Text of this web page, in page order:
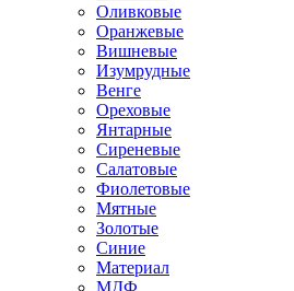
Оливковые
Оранжевые
Вишневые
Изумрудные
Венге
Ореховые
Янтарные
Сиреневые
Салатовые
Фиолетовые
Мятные
Золотые
Синие
Материал
МДФ